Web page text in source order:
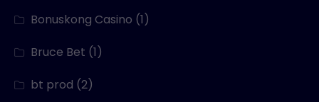
Bonuskong Casino (1)
Bruce Bet (1)
bt prod (2)